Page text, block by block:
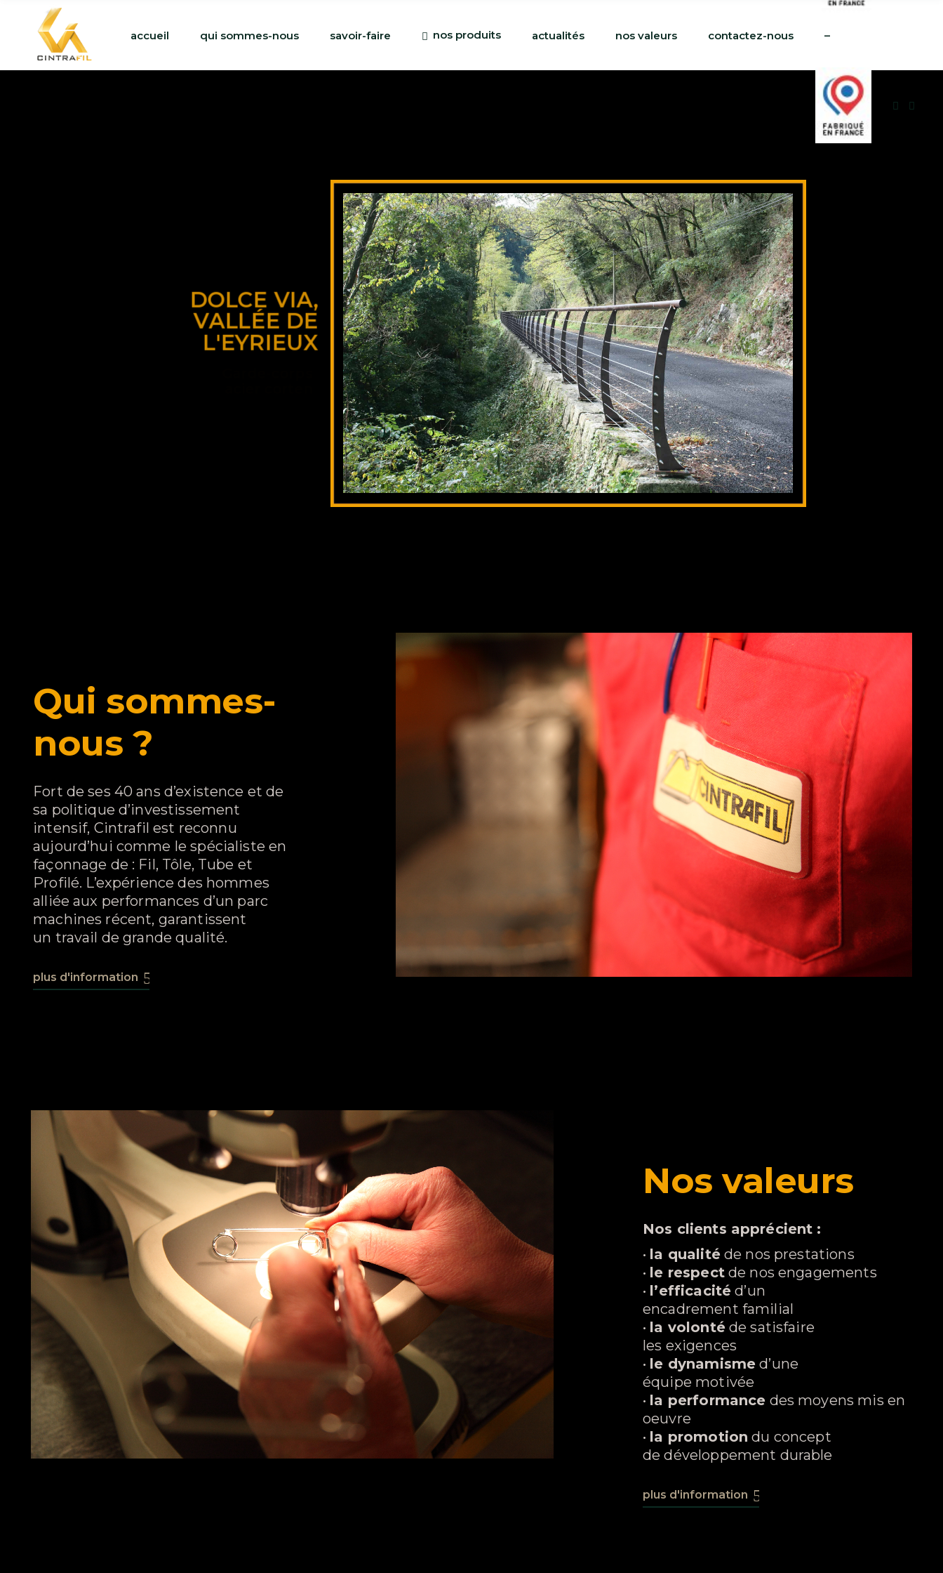
accueil qui sommes-nous savoir-faire nos produits actualités nos valeurs contactez-nous –
DOLCE VIA,
VALLÉE DE
L'EYRIEUX
Qui sommes-
nous ?
Fort de ses 40 ans d’existence et de
sa politique d’investissement
intensif, Cintrafil est reconnu
aujourd’hui comme le spécialiste en
façonnage de : Fil, Tôle, Tube et
Profilé. L’expérience des hommes
alliée aux performances d’un parc
machines récent, garantissent
un travail de grande qualité.
plus d'information
Nos valeurs
Nos clients apprécient :
• la qualitéde nos prestations
• le respectde nos engagements
• l’efficacité d’un
encadrement familial
• la volontéde satisfaire
les exigences
• le dynamisme d’une
équipe motivée
• la performance des moyens mis en
oeuvre
• la promotion du concept
de développement durable
plus d'information